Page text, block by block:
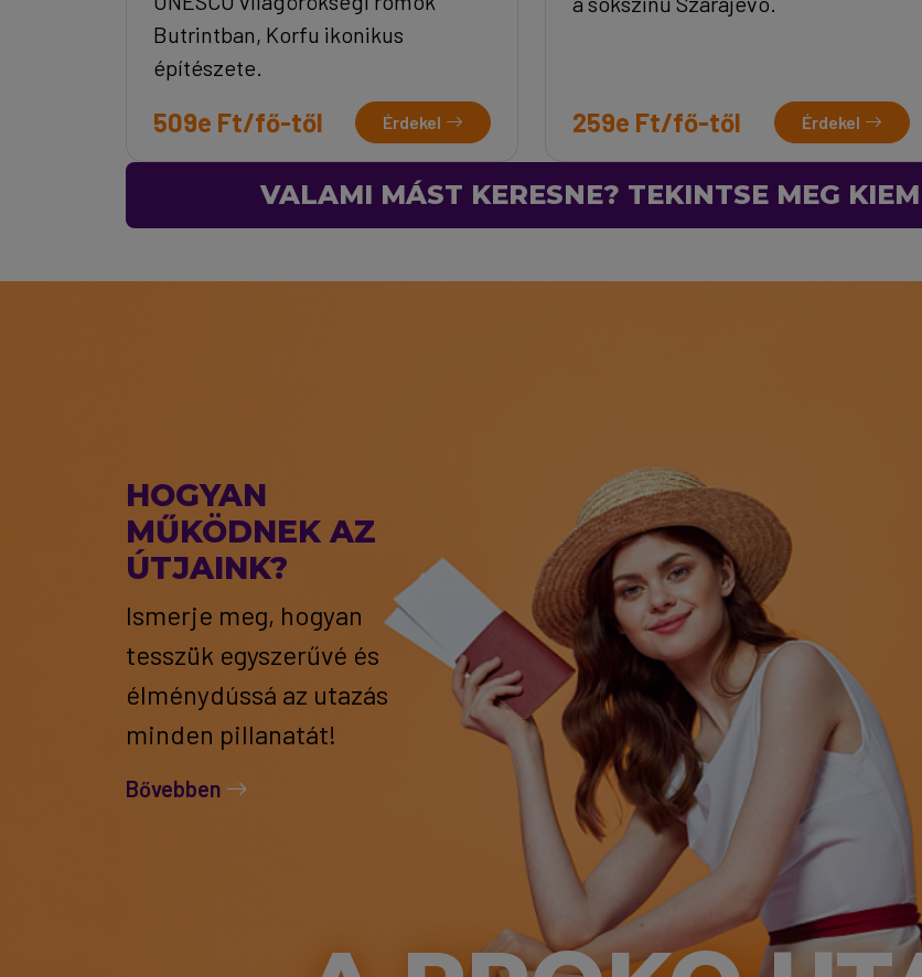
Butrintban, Korfu ikonikus
építészete.
509e Ft/fő-től Érdekel 259e Ft/fő-től Érdekel
VALAMI MÁST KERESNE? TEKINTSE MEG
HOGYAN
MŰKÖDNEK AZ
ÚTJAINK?
Ismerje meg, hogyan
tesszük egyszerűvé és
élménydússá az utazás
minden pillanatát!
Bővebben